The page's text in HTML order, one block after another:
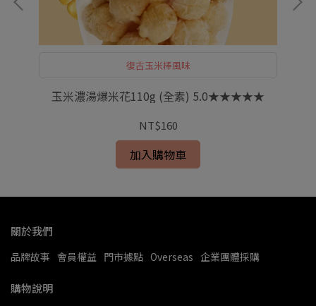
復古玉米棒風味
玉米濃湯爆米花110g (全素) 5.0★★★★★
NT$160
加入購物車
關於我們
品牌故事 會員權益 門市據點 Overseas 企業團體採購
購物說明